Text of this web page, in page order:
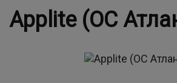
Applite (ОС